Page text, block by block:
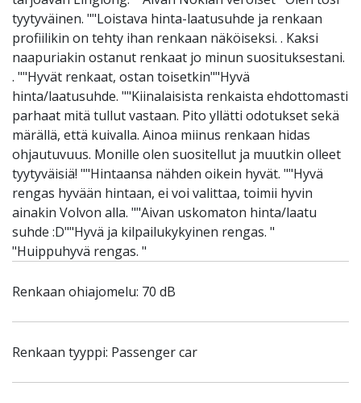
tyytyväinen. ""Loistava hinta-laatusuhde ja renkaan
profiilikin on tehty ihan renkaan näköiseksi. . Kaksi
naapuriakin ostanut renkaat jo minun suosituksestani.
. ""Hyvät renkaat, ostan toisetkin""Hyvä
hinta/laatusuhde. ""Kiinalaisista renkaista ehdottomasti
parhaat mitä tullut vastaan. Pito yllätti odotukset sekä
märällä, että kuivalla. Ainoa miinus renkaan hidas
ohjautuvuus. Monille olen suositellut ja muutkin olleet
tyytyväisiä! ""Hintaansa nähden oikein hyvät. ""Hyvä
rengas hyvään hintaan, ei voi valittaa, toimii hyvin
ainakin Volvon alla. ""Aivan uskomaton hinta/laatu
suhde :D""Hyvä ja kilpailukykyinen rengas. "
"Huippuhyvä rengas. "
Renkaan ohiajomelu: 70 dB
Renkaan tyyppi: Passenger car